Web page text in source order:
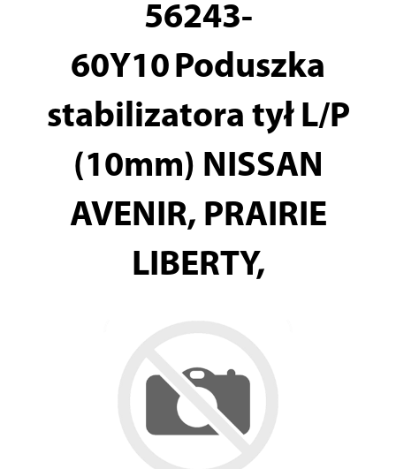
56243-
60Y10 Poduszka
stabilizatora tył L/P
(10mm) NISSAN
AVENIR, PRAIRIE
LIBERTY,